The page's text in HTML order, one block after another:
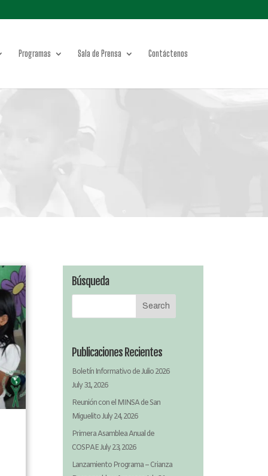
Programas Sala de Prensa Contáctenos
Búsqueda
Publicaciones Recientes
Boletín Informativo de Julio 2026
July 31, 2026
Reunión con el MINSA de San
MiguelitoJuly 24, 2026
Primera Asamblea Anual de
COSPAEJuly 23, 2026
Lanzamiento Programa – Crianza